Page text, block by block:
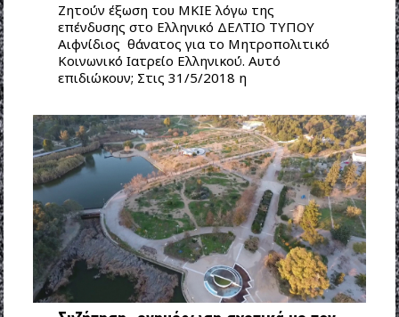
Ζητούν έξωση του ΜΚΙΕ λόγω της
επένδυσης στο Ελληνικό ΔΕΛΤΙΟ ΤΥΠΟΥ
Αιφνίδιος θάνατος για το Μητροπολιτικό
Κοινωνικό Ιατρείο Ελληνικού. Αυτό
επιδιώκουν; Στις 31/5/2018 η